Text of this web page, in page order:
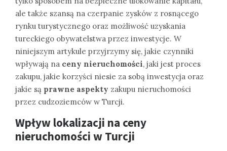
ale także szansą na czerpanie zysków z rosnącego
rynku turystycznego oraz możliwość uzyskania
tureckiego obywatelstwa przez inwestycje. W
niniejszym artykule przyjrzymy się, jakie czynniki
wpływają na ceny nieruchomości, jaki jest proces
zakupu, jakie korzyści niesie za sobą inwestycja oraz
jakie są prawne aspekty zakupu nieruchomości
przez cudzoziemców w Turcji.
Wpływ lokalizacji na ceny
nieruchomości w Turcji